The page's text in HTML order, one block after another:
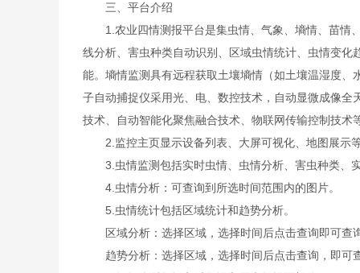
三、平台介绍
1.农业四情测报平台是集虫情、气象、墒情、苗情、
线分析、害虫种类自动识别、区域虫情统计、虫情变
能。墒情监测具有远程获取土壤墒情（如土壤温湿度
子自动捕捉仪采用光、电、数控技术，自动显微成像
技术、自动智能化聚焦融合技术、物联网传输控制技
2.监控主页显示设备列表、大屏可视化、地图展示
3.虫情监测包括实时虫情、虫情分析、害虫种类、
4.虫情分析：可查询到所选时间范围内的图片。
5.虫情统计包括区域统计和趋势分析。
区域分析：选择区域，选择时间后点击查询即可查
趋势分析：选择区域，选择时间后点击查询，即可